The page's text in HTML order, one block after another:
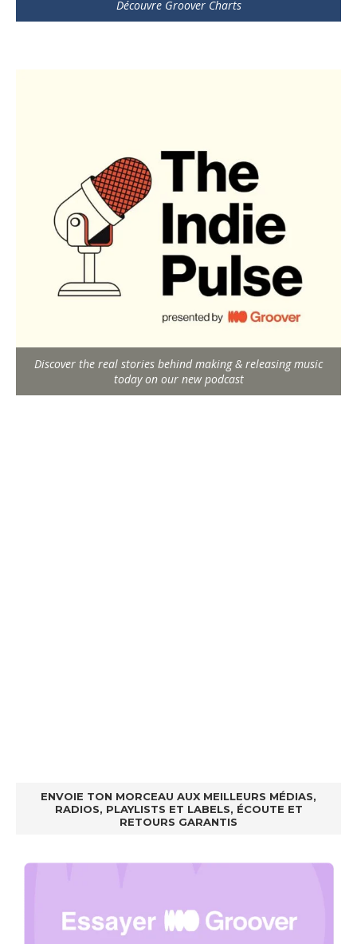
Découvre Groover Charts
Discover the real stories behind making & releasing music
today on our new podcast
ENVOIE TON MORCEAU AUX MEILLEURS MÉDIAS,
RADIOS, PLAYLISTS ET LABELS, ÉCOUTE ET
RETOURS GARANTIS